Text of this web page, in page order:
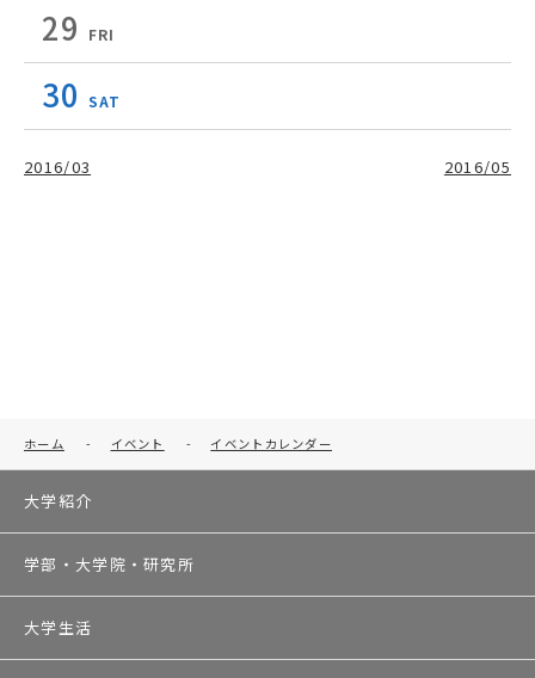
29 FRI
30 SAT
2016/03 2016/05
ホーム - イベント - イベントカレンダー
大学紹介
学部・大学院・研究所
大学生活